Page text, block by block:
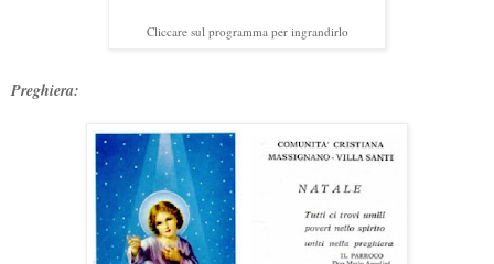
Cliccare sul programma per ingrandirlo
Preghiera: